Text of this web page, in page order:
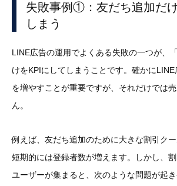
失敗事例①：友だち追加だ
しまう
LINE広告の運用でよくある失敗の一つが、
けをKPIにしてしまうことです。確かに
を増やすことが重要ですが、それだけでは
ん。
例えば、友だち追加のために大きな割引クー
短期的には登録者数が増えます。しかし、
ユーザーが集まると、次のような問題が起き